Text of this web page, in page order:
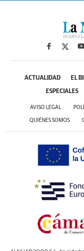
ACTUALIDAD EL
ESPECIALES
AVISO LEGAL
QUIÉNES SOMOS